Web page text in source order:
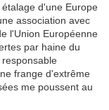
d'une Europe
association avec
l'Union Européenne
par haine du
frange d'extrême
me poussent au